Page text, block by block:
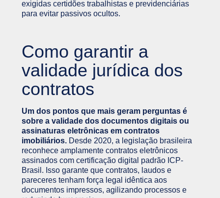
exigidas certidões trabalhistas e previdenciárias
para evitar passivos ocultos.
Como garantir a
validade jurídica dos
contratos
Um dos pontos que mais geram perguntas é
sobre a validade dos documentos digitais ou
assinaturas eletrônicas em contratos
imobiliários. Desde 2020, a legislação brasileira
reconhece amplamente contratos eletrônicos
assinados com certificação digital padrão ICP-
Brasil. Isso garante que contratos, laudos e
pareceres tenham força legal idêntica aos
documentos impressos, agilizando processos e